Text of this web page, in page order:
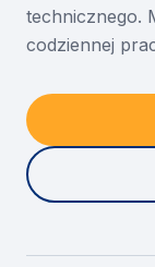
Kontakt
technicznego.
codziennej